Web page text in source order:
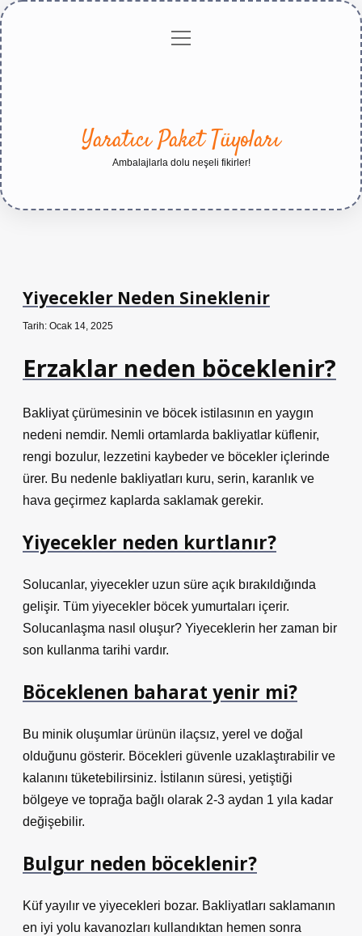
Gizlilikmenüyü
Yaratıcı Paket Tüyoları
Ambalajlarla dolu neşeli fikirler!
Yiyecekler Neden Sineklenir
Tarih: Ocak 14, 2025
Erzaklar neden böceklenir?
Bakliyat çürümesinin ve böcek istilasının en yaygın
nedeni nemdir. Nemli ortamlarda bakliyatlar küflenir,
rengi bozulur, lezzetini kaybeder ve böcekler içlerinde
ürer. Bu nedenle bakliyatları kuru, serin, karanlık ve
hava geçirmez kaplarda saklamak gerekir.
Yiyecekler neden kurtlanır?
Solucanlar, yiyecekler uzun süre açık bırakıldığında
gelişir. Tüm yiyecekler böcek yumurtaları içerir.
Solucanlaşma nasıl oluşur? Yiyeceklerin her zaman bir
son kullanma tarihi vardır.
Böceklenen baharat yenir mi?
Bu minik oluşumlar ürünün ilaçsız, yerel ve doğal
olduğunu gösterir. Böcekleri güvenle uzaklaştırabilir ve
kalanını tüketebilirsiniz. İstilanın süresi, yetiştiği
bölgeye ve toprağa bağlı olarak 2-3 aydan 1 yıla kadar
değişebilir.
Bulgur neden böceklenir?
Küf yayılır ve yiyecekleri bozar. Bakliyatları saklamanın
en iyi yolu kavanozları kullandıktan hemen sonra